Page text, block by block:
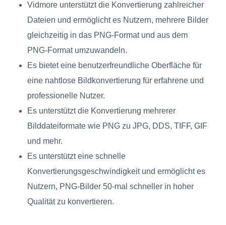
Vidmore unterstützt die Konvertierung zahlreicher
Dateien und ermöglicht es Nutzern, mehrere Bilder
gleichzeitig in das PNG‑Format und aus dem
PNG‑Format umzuwandeln.
Es bietet eine benutzerfreundliche Oberfläche für
eine nahtlose Bildkonvertierung für erfahrene und
professionelle Nutzer.
Es unterstützt die Konvertierung mehrerer
Bilddateiformate wie PNG zu JPG, DDS, TIFF, GIF
und mehr.
Es unterstützt eine schnelle
Konvertierungsgeschwindigkeit und ermöglicht es
Nutzern, PNG‑Bilder 50‑mal schneller in hoher
Qualität zu konvertieren.